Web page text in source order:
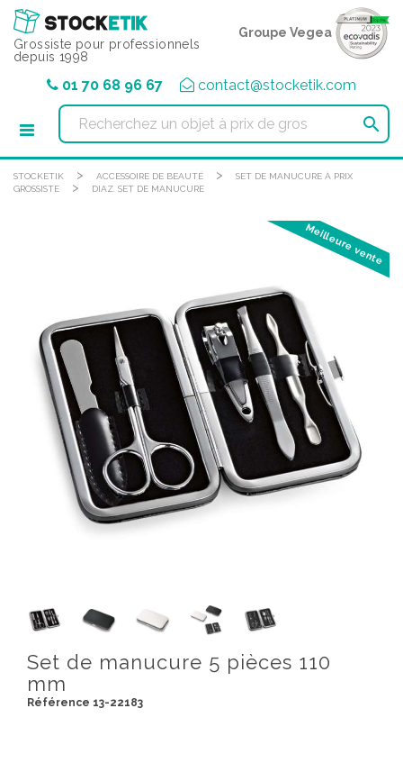
Grossiste pour professionnels
depuis 1998
Groupe Vegea
01 70 68 96 67 contact@stocketik.com

STOCKETIK > ACCESSOIRE DE BEAUTÉ >
SET DE MANUCURE À PRIX
GROSSISTE
> DIAZ. SET DE MANUCURE
Meilleure vente
Set de manucure 5 pièces 110
mm
Référence 13-22183
Panneau de gestion des cookies